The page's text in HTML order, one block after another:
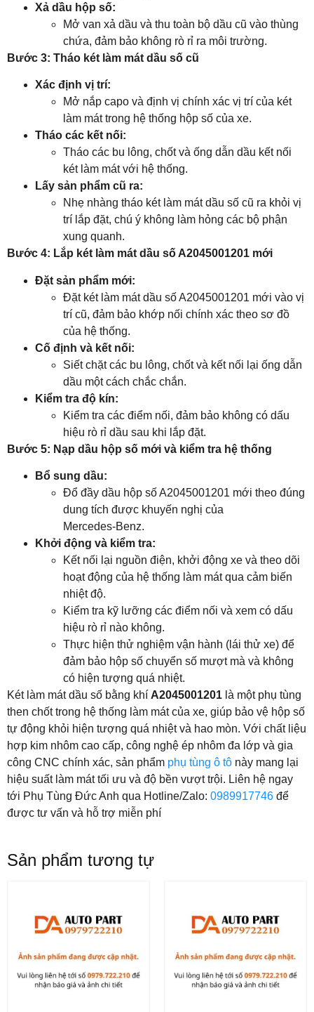
Xả dầu hộp số:
Mở van xả dầu và thu toàn bộ dầu cũ vào thùng
chứa, đảm bảo không rò rỉ ra môi trường.
Bước 3: Tháo két làm mát dầu số cũ
Xác định vị trí:
Mở nắp capo và định vị chính xác vị trí của két
làm mát trong hệ thống hộp số của xe.
Tháo các kết nối:
Tháo các bu lông, chốt và ống dẫn dầu kết nối
két làm mát với hệ thống.
Lấy sản phẩm cũ ra:
Nhẹ nhàng tháo két làm mát dầu số cũ ra khỏi vị
trí lắp đặt, chú ý không làm hỏng các bộ phận
xung quanh.
Bước 4: Lắp két làm mát dầu số A2045001201 mới
Đặt sản phẩm mới:
Đặt két làm mát dầu số A2045001201 mới vào vị
trí cũ, đảm bảo khớp nối chính xác theo sơ đồ
của hệ thống.
Cố định và kết nối:
Siết chặt các bu lông, chốt và kết nối lại ống dẫn
dầu một cách chắc chắn.
Kiểm tra độ kín:
Kiểm tra các điểm nối, đảm bảo không có dấu
hiệu rò rỉ dầu sau khi lắp đặt.
Bước 5: Nạp dầu hộp số mới và kiểm tra hệ thống
Bổ sung dầu:
Đổ đầy dầu hộp số A2045001201 mới theo đúng
dung tích được khuyến nghị của
Mercedes‑Benz.
Khởi động và kiểm tra:
Kết nối lại nguồn điện, khởi động xe và theo dõi
hoạt động của hệ thống làm mát qua cảm biến
nhiệt độ.
Kiểm tra kỹ lưỡng các điểm nối và xem có dấu
hiệu rò rỉ nào không.
Thực hiện thử nghiệm vận hành (lái thử xe) để
đảm bảo hộp số chuyển số mượt mà và không
có hiện tượng quá nhiệt.
Két làm mát dầu số bằng khí A2045001201 là một phụ tùng
then chốt trong hệ thống làm mát của xe, giúp bảo vệ hộp số
tự động khỏi hiện tượng quá nhiệt và hao mòn. Với chất liệu
hợp kim nhôm cao cấp, công nghệ ép nhôm đa lớp và gia
công CNC chính xác, sản phẩm phụ tùng ô tô này mang lại
hiệu suất làm mát tối ưu và độ bền vượt trội. Liên hệ ngay
tới Phụ Tùng Đức Anh qua Hotline/Zalo: 0989917746 để
được tư vấn và hỗ trợ miễn phí
Sản phẩm tương tự